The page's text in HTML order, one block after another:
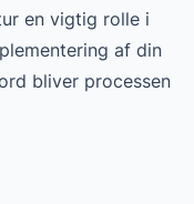
en vigtig rolle i
af din
bliver processen